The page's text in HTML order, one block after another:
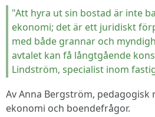
"Att hyra ut sin bostad är inte
ekonomi; det är ett juridiskt
med både grannar och
avtalet kan få långtgående
Lindström, specialist inom
Av Anna Bergström,
ekonomi och boendefrågor.